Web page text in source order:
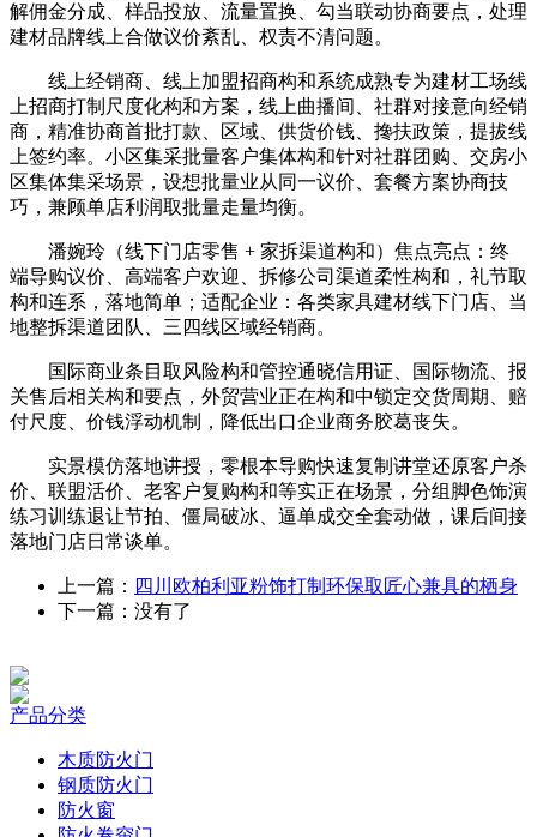
解佣金分成、样品投放、流量置换、勾当联动协商要点，处理
建材品牌线上合做议价紊乱、权责不清问题。
线上经销商、线上加盟招商构和系统成熟专为建材工场线
上招商打制尺度化构和方案，线上曲播间、社群对接意向经销
商，精准协商首批打款、区域、供货价钱、搀扶政策，提拔线
上签约率。小区集采批量客户集体构和针对社群团购、交房小
区集体集采场景，设想批量业从同一议价、套餐方案协商技
巧，兼顾单店利润取批量走量均衡。
潘婉玲（线下门店零售 + 家拆渠道构和）焦点亮点：终
端导购议价、高端客户欢迎、拆修公司渠道柔性构和，礼节取
构和连系，落地简单；适配企业：各类家具建材线下门店、当
地整拆渠道团队、三四线区域经销商。
国际商业条目取风险构和管控通晓信用证、国际物流、报
关售后相关构和要点，外贸营业正在构和中锁定交货周期、赔
付尺度、价钱浮动机制，降低出口企业商务胶葛丧失。
实景模仿落地讲授，零根本导购快速复制讲堂还原客户杀
价、联盟活价、老客户复购构和等实正在场景，分组脚色饰演
练习训练退让节拍、僵局破冰、逼单成交全套动做，课后间接
落地门店日常谈单。
上一篇： 四川欧柏利亚粉饰打制环保取匠心兼具的栖身
下一篇：没有了
产品分类
木质防火门
钢质防火门
防火窗